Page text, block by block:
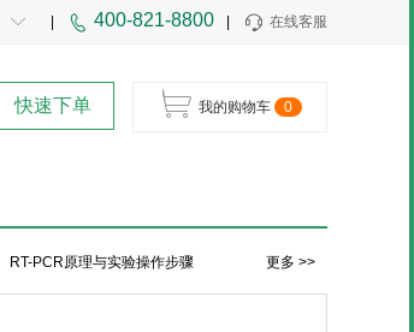
在线客服
400-821-8800
快速下单 我的购物车 0
RT-PCR原理与实验操作步骤
更多 >>